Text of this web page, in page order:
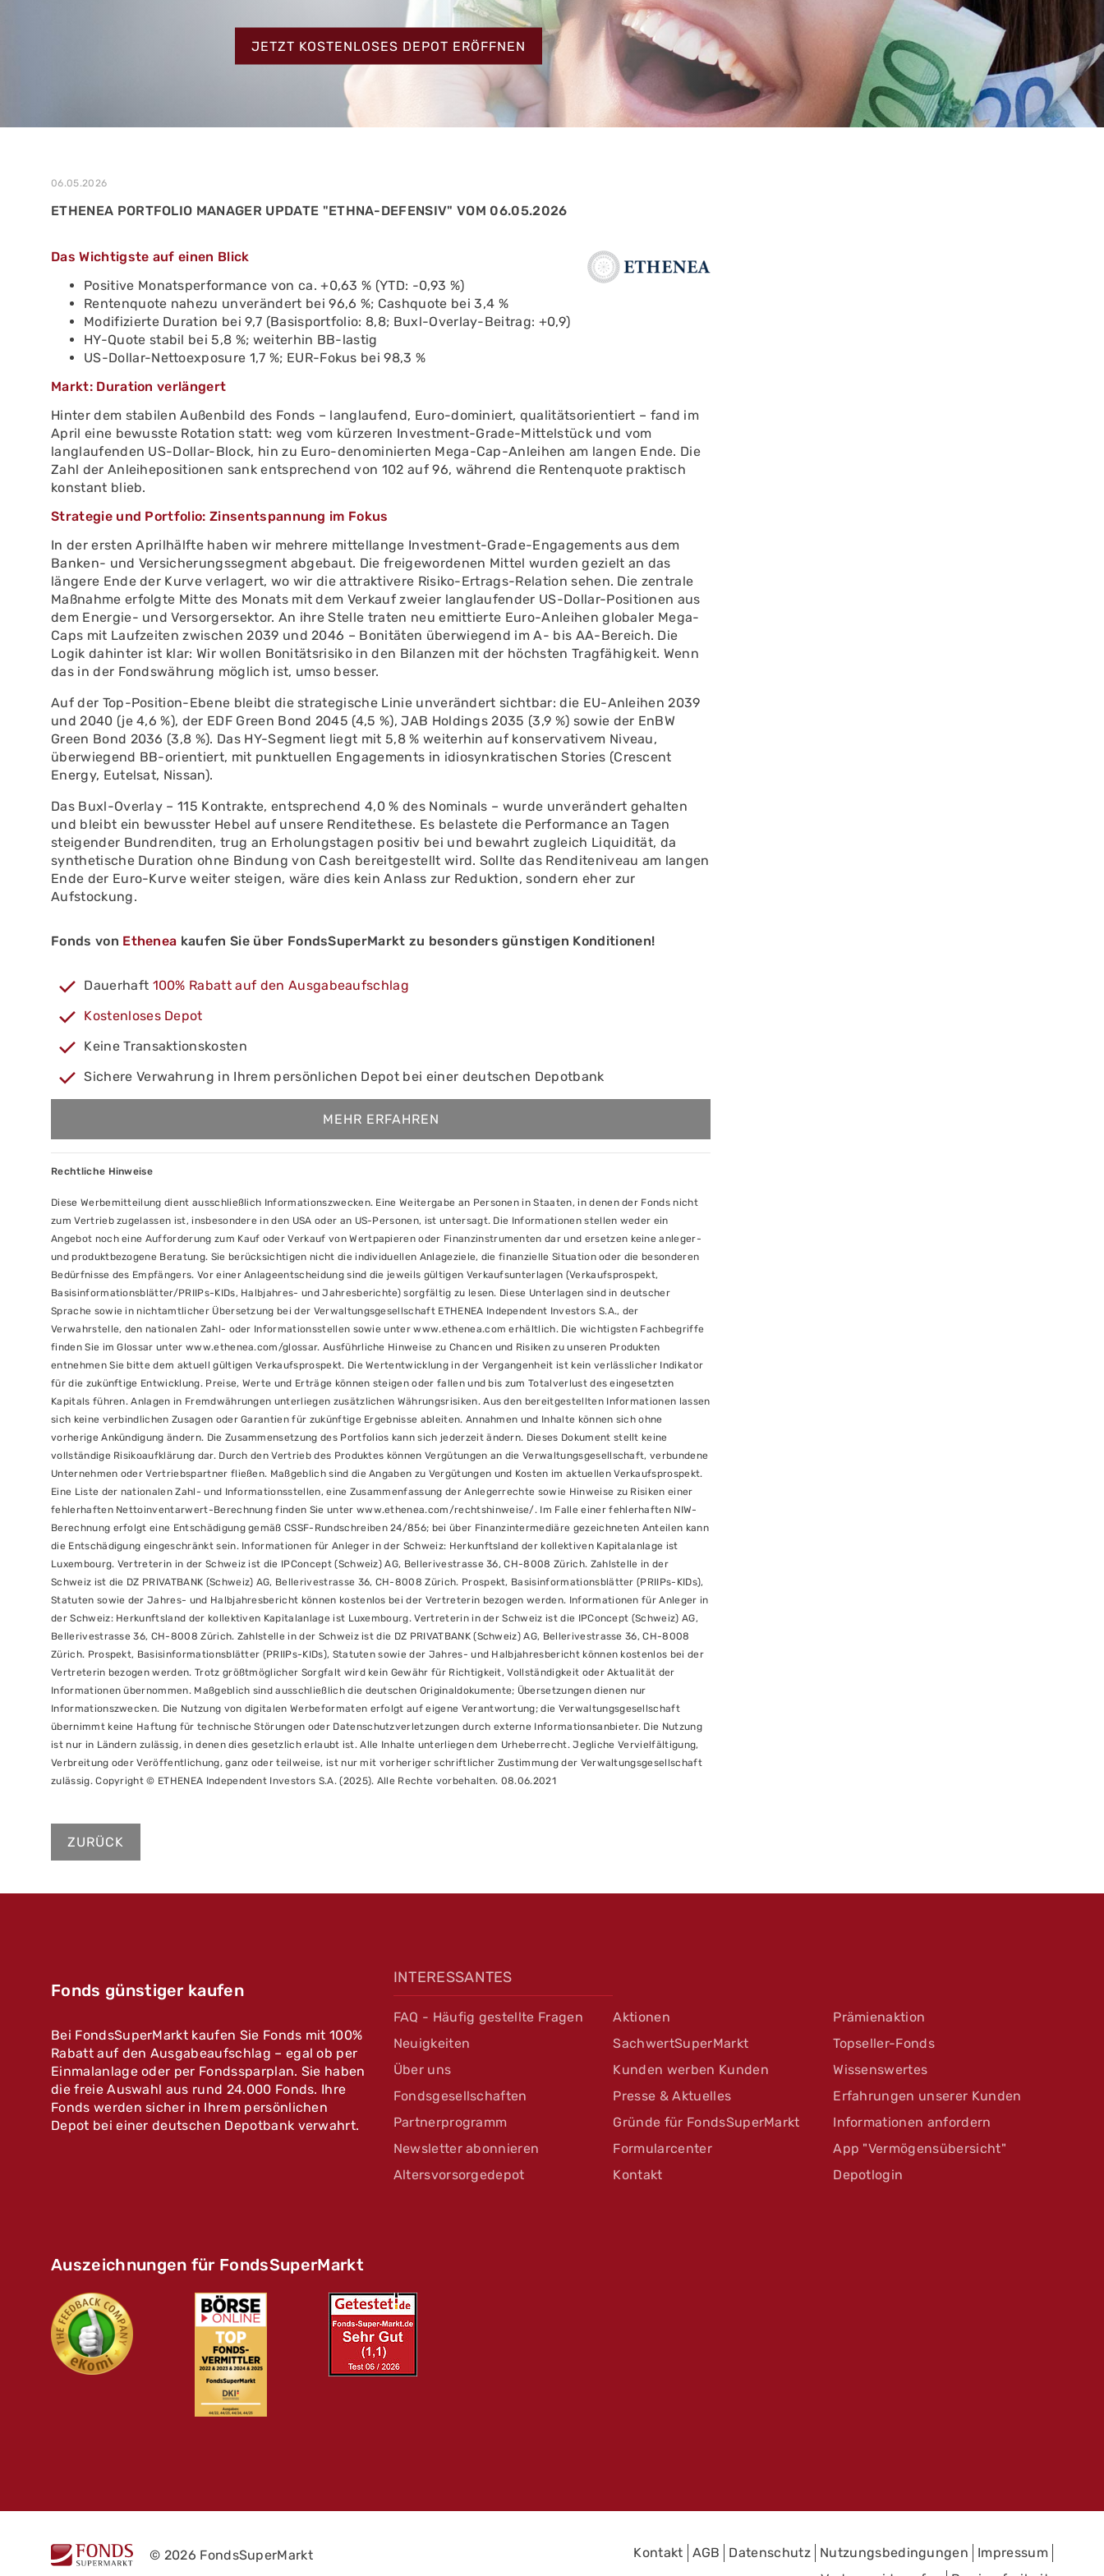
JETZT KOSTENLOSES DEPOT ERÖFFNEN
MEHR ERFAHREN
ZUM TESTBERICHT
MEHR ERFAHREN
06.05.2026
ETHENEA PORTFOLIO MANAGER UPDATE "ETHNA-DEFENSIV" VOM 06.05.2026
Das Wichtigste auf einen Blick
Positive Monatsperformance von ca. +0,63 % (YTD: -0,93 %)
Rentenquote nahezu unverändert bei 96,6 %; Cashquote bei 3,4 %
Modifizierte Duration bei 9,7 (Basisportfolio: 8,8; Buxl-Overlay-Beitrag: +0,9)
HY-Quote stabil bei 5,8 %; weiterhin BB-lastig
US-Dollar-Nettoexposure 1,7 %; EUR-Fokus bei 98,3 %
Markt: Duration verlängert
Hinter dem stabilen Außenbild des Fonds – langlaufend, Euro-dominiert, qualitätsorientiert – fand im
April eine bewusste Rotation statt: weg vom kürzeren Investment-Grade-Mittelstück und vom
langlaufenden US-Dollar-Block, hin zu Euro-denominierten Mega-Cap-Anleihen am langen Ende. Die
Zahl der Anleihepositionen sank entsprechend von 102 auf 96, während die Rentenquote praktisch
konstant blieb.
Strategie und Portfolio: Zinsentspannung im Fokus
In der ersten Aprilhälfte haben wir mehrere mittellange Investment-Grade-Engagements aus dem
Banken- und Versicherungssegment abgebaut. Die freigewordenen Mittel wurden gezielt an das
längere Ende der Kurve verlagert, wo wir die attraktivere Risiko-Ertrags-Relation sehen. Die zentrale
Maßnahme erfolgte Mitte des Monats mit dem Verkauf zweier langlaufender US-Dollar-Positionen aus
dem Energie- und Versorgersektor. An ihre Stelle traten neu emittierte Euro-Anleihen globaler Mega-
Caps mit Laufzeiten zwischen 2039 und 2046 – Bonitäten überwiegend im A- bis AA-Bereich. Die
Logik dahinter ist klar: Wir wollen Bonitätsrisiko in den Bilanzen mit der höchsten Tragfähigkeit. Wenn
das in der Fondswährung möglich ist, umso besser.
Auf der Top-Position-Ebene bleibt die strategische Linie unverändert sichtbar: die EU-Anleihen 2039
und 2040 (je 4,6 %), der EDF Green Bond 2045 (4,5 %), JAB Holdings 2035 (3,9 %) sowie der EnBW
Green Bond 2036 (3,8 %). Das HY-Segment liegt mit 5,8 % weiterhin auf konservativem Niveau,
überwiegend BB-orientiert, mit punktuellen Engagements in idiosynkratischen Stories (Crescent
Energy, Eutelsat, Nissan).
Das Buxl-Overlay – 115 Kontrakte, entsprechend 4,0 % des Nominals – wurde unverändert gehalten
und bleibt ein bewusster Hebel auf unsere Renditethese. Es belastete die Performance an Tagen
steigender Bundrenditen, trug an Erholungstagen positiv bei und bewahrt zugleich Liquidität, da
synthetische Duration ohne Bindung von Cash bereitgestellt wird. Sollte das Renditeniveau am langen
Ende der Euro-Kurve weiter steigen, wäre dies kein Anlass zur Reduktion, sondern eher zur
Aufstockung.
Fonds von Ethenea kaufen Sie über FondsSuperMarkt zu besonders günstigen Konditionen!
Dauerhaft 100% Rabatt auf den Ausgabeaufschlag
Kostenloses Depot
Keine Transaktionskosten
Sichere Verwahrung in Ihrem persönlichen Depot bei einer deutschen Depotbank
MEHR ERFAHREN
Rechtliche Hinweise
Diese Werbemitteilung dient ausschließlich Informationszwecken. Eine Weitergabe an Personen in Staaten, in denen der Fonds nicht
zum Vertrieb zugelassen ist, insbesondere in den USA oder an US-Personen, ist untersagt. Die Informationen stellen weder ein
Angebot noch eine Aufforderung zum Kauf oder Verkauf von Wertpapieren oder Finanzinstrumenten dar und ersetzen keine anleger-
und produktbezogene Beratung. Sie berücksichtigen nicht die individuellen Anlageziele, die finanzielle Situation oder die besonderen
Bedürfnisse des Empfängers. Vor einer Anlageentscheidung sind die jeweils gültigen Verkaufsunterlagen (Verkaufsprospekt,
Basisinformationsblätter/PRIIPs-KIDs, Halbjahres- und Jahresberichte) sorgfältig zu lesen. Diese Unterlagen sind in deutscher
Sprache sowie in nichtamtlicher Übersetzung bei der Verwaltungsgesellschaft ETHENEA Independent Investors S.A., der
Verwahrstelle, den nationalen Zahl- oder Informationsstellen sowie unter www.ethenea.com erhältlich. Die wichtigsten Fachbegriffe
finden Sie im Glossar unter www.ethenea.com/glossar. Ausführliche Hinweise zu Chancen und Risiken zu unseren Produkten
entnehmen Sie bitte dem aktuell gültigen Verkaufsprospekt. Die Wertentwicklung in der Vergangenheit ist kein verlässlicher Indikator
für die zukünftige Entwicklung. Preise, Werte und Erträge können steigen oder fallen und bis zum Totalverlust des eingesetzten
Kapitals führen. Anlagen in Fremdwährungen unterliegen zusätzlichen Währungsrisiken. Aus den bereitgestellten Informationen lassen
sich keine verbindlichen Zusagen oder Garantien für zukünftige Ergebnisse ableiten. Annahmen und Inhalte können sich ohne
vorherige Ankündigung ändern. Die Zusammensetzung des Portfolios kann sich jederzeit ändern. Dieses Dokument stellt keine
vollständige Risikoaufklärung dar. Durch den Vertrieb des Produktes können Vergütungen an die Verwaltungsgesellschaft, verbundene
Unternehmen oder Vertriebspartner fließen. Maßgeblich sind die Angaben zu Vergütungen und Kosten im aktuellen Verkaufsprospekt.
Eine Liste der nationalen Zahl- und Informationsstellen, eine Zusammenfassung der Anlegerrechte sowie Hinweise zu Risiken einer
fehlerhaften Nettoinventarwert-Berechnung finden Sie unter www.ethenea.com/rechtshinweise/. Im Falle einer fehlerhaften NIW-
Berechnung erfolgt eine Entschädigung gemäß CSSF-Rundschreiben 24/856; bei über Finanzintermediäre gezeichneten Anteilen kann
die Entschädigung eingeschränkt sein. Informationen für Anleger in der Schweiz: Herkunftsland der kollektiven Kapitalanlage ist
Luxembourg. Vertreterin in der Schweiz ist die IPConcept (Schweiz) AG, Bellerivestrasse 36, CH-8008 Zürich. Zahlstelle in der
Schweiz ist die DZ PRIVATBANK (Schweiz) AG, Bellerivestrasse 36, CH-8008 Zürich. Prospekt, Basisinformationsblätter (PRIIPs-KIDs),
Statuten sowie der Jahres- und Halbjahresbericht können kostenlos bei der Vertreterin bezogen werden. Informationen für Anleger in
der Schweiz: Herkunftsland der kollektiven Kapitalanlage ist Luxembourg. Vertreterin in der Schweiz ist die IPConcept (Schweiz) AG,
Bellerivestrasse 36, CH-8008 Zürich. Zahlstelle in der Schweiz ist die DZ PRIVATBANK (Schweiz) AG, Bellerivestrasse 36, CH-8008
Zürich. Prospekt, Basisinformationsblätter (PRIIPs-KIDs), Statuten sowie der Jahres- und Halbjahresbericht können kostenlos bei der
Vertreterin bezogen werden. Trotz größtmöglicher Sorgfalt wird kein Gewähr für Richtigkeit, Vollständigkeit oder Aktualität der
Informationen übernommen. Maßgeblich sind ausschließlich die deutschen Originaldokumente; Übersetzungen dienen nur
Informationszwecken. Die Nutzung von digitalen Werbeformaten erfolgt auf eigene Verantwortung; die Verwaltungsgesellschaft
übernimmt keine Haftung für technische Störungen oder Datenschutzverletzungen durch externe Informationsanbieter. Die Nutzung
ist nur in Ländern zulässig, in denen dies gesetzlich erlaubt ist. Alle Inhalte unterliegen dem Urheberrecht. Jegliche Vervielfältigung,
Verbreitung oder Veröffentlichung, ganz oder teilweise, ist nur mit vorheriger schriftlicher Zustimmung der Verwaltungsgesellschaft
zulässig. Copyright © ETHENEA Independent Investors S.A. (2025). Alle Rechte vorbehalten. 08.06.2021
ZURÜCK
Fonds günstiger kaufen
Bei FondsSuperMarkt kaufen Sie Fonds mit 100%
Rabatt auf den Ausgabeaufschlag – egal ob per
Einmalanlage oder per Fondssparplan. Sie haben
die freie Auswahl aus rund 24.000 Fonds. Ihre
Fonds werden sicher in Ihrem persönlichen
Depot bei einer deutschen Depotbank verwahrt.
INTERESSANTES
FAQ - Häufig gestellte Fragen Aktionen
Prämienaktion
Neuigkeiten
SachwertSuperMarkt
Topseller-Fonds
Über uns
Kunden werben Kunden
Wissenswertes
Fondsgesellschaften
Presse & Aktuelles
Erfahrungen unserer Kunden
Partnerprogramm
Gründe für FondsSuperMarkt
Informationen anfordern
Newsletter abonnieren
Formularcenter
App "Vermögensübersicht"
Altersvorsorgedepot
Kontakt Depotlogin
Auszeichnungen für FondsSuperMarkt
Kontakt AGB Datenschutz Nutzungsbedingungen
Impressum
© 2026 FondsSuperMarkt